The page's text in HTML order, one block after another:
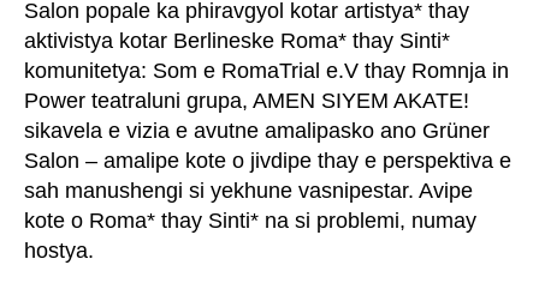
Salon popale ka phiravgyol kotar artistya* thay
aktivistya kotar Berlineske Roma* thay Sinti*
komunitetya: Som e RomaTrial e.V thay Romnja in
Power teatraluni grupa, AMEN SIYEM AKATE!
sikavela e vizia e avutne amalipasko ano Grüner
Salon – amalipe kote o jivdipe thay e perspektiva e
sah manushengi si yekhune vasnipestar. Avipe
kote o Roma* thay Sinti* na si problemi, numay
hostya.